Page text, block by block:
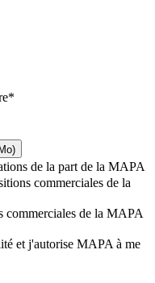
*
de la part de la MAPA
commerciales de la
commerciales de la MAPA
et j'autorise MAPA à me